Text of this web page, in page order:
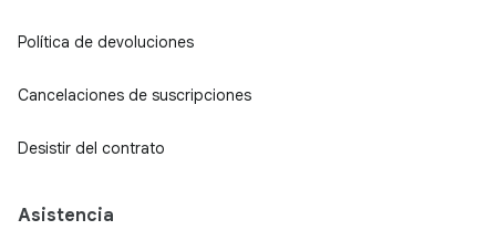
Política de devoluciones
Cancelaciones de suscripciones
Desistir del contrato
Asistencia